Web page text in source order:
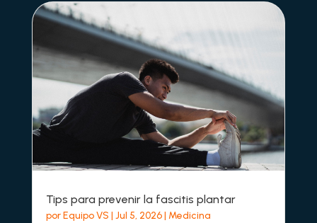
Tips para prevenir la fascitis plantar
porEquipo VS | Jul 5, 2026| Medicina